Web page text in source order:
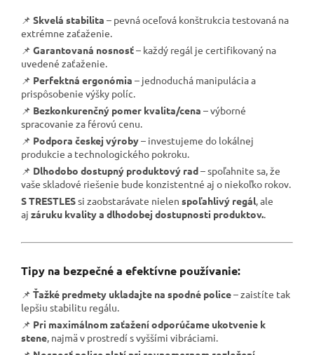
📌 Skvelá stabilita – pevná oceľová konštrukcia testovaná na
extrémne zaťaženie.
📌 Garantovaná nosnosť– každý regál je certifikovaný na
uvedené zaťaženie.
📌 Perfektná ergonómia – jednoduchá manipulácia a
prispôsobenie výšky políc.
📌 Bezkonkurenčný pomer kvalita/cena – výborné
spracovanie za férovú cenu.
📌 Podpora českej výroby– investujeme do lokálnej
produkcie a technologického pokroku.
📌 Dlhodobo dostupný produktový rad– spoľahnite sa, že
vaše skladové riešenie bude konzistentné aj o niekoľko rokov.
S TRESTLESsi zaobstarávate nielen spoľahlivý regál , ale
aj záruku kvality a dlhodobej dostupnosti produktov.
Tipy na bezpečné a efektívne používanie:
📌 Ťažké predmety ukladajte na spodné police– zaistíte tak
lepšiu stabilitu regálu.
📌 Pri maximálnom zaťažení odporúčame ukotvenie k
stene , najmä v prostredí s vyššími vibráciami.